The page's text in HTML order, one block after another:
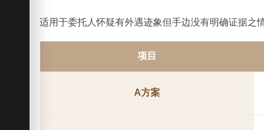
适用于委托人怀疑有外遇迹象但手边没有明确证据之
项目
A方案